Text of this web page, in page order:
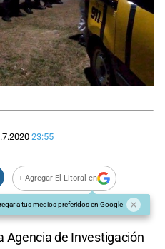
23:55
+ Agregar El Litoral en
a tus medios preferidos en Google
Agencia de Investigación